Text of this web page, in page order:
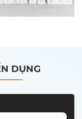
DỤNG